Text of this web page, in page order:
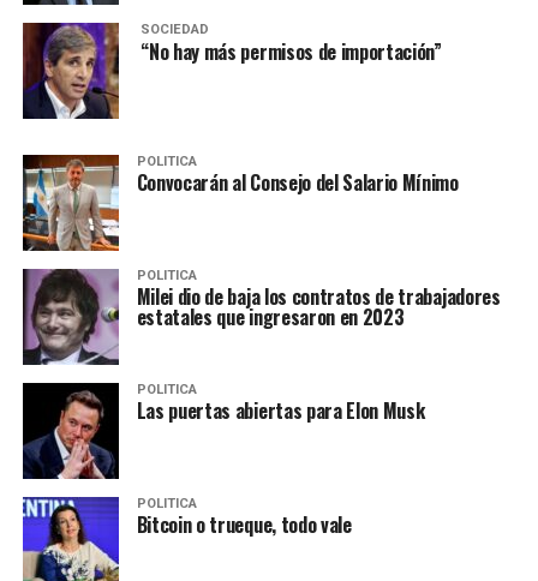
SOCIEDAD
“No hay más permisos de importación”
POLITICA
Convocarán al Consejo del Salario Mínimo
POLITICA
Milei dio de baja los contratos de trabajadores
estatales que ingresaron en 2023
POLITICA
Las puertas abiertas para Elon Musk
POLITICA
Bitcoin o trueque, todo vale